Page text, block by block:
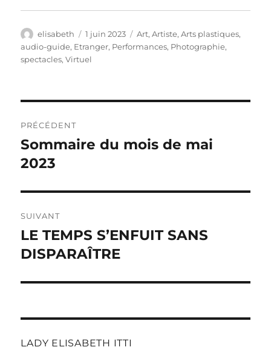
Auteur
elisabeth
Publié
le
1 juin 2023 Catégories
Art,Artiste,Arts plastiques,
audio-guide, Etranger, Performances, Photographie,
spectacles,Virtuel
de
l’article
PRÉCÉDENT
Publication
précédente :
Sommaire du mois de mai
2023
SUIVANT
Publication
suivante :
LE TEMPS S’ENFUIT SANS
DISPARAÎTRE
LADY ELISABETH ITTI